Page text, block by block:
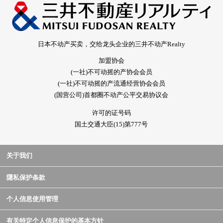
日本不动产买卖，交给龙头企业的三井不动产Realty
加盟协会
(一社)不可动摇的产协会会员
(一社)不可动摇的产流通经营协会会员
(国营公司)首都圈不动产公平交易协议会
许可的证号码
国土交通大臣(15)第777号
关于我们
隱私保护条款
个人信息使用管理
有关特定个人信息保护的基本方针